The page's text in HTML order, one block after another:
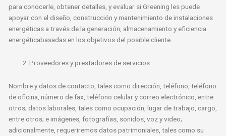
para conocerle, obtener detalles, y evaluar si Greening les puede
apoyar con el diseño, construcción y mantenimiento de instalaciones
energéticas a través de la generación, almacenamiento y eficiencia
energéticabasadas en los objetivos del posible cliente.
Proveedores y prestadores de servicios.
Nombre y datos de contacto, tales como dirección, teléfono, teléfono
de oficina, número de fax, teléfono celular y correo electrónico, entre
otros; datos laborales, tales como ocupación, lugar de trabajo, cargo,
entre otros; e imágenes, fotografías, sonidos, voz y video;
adicionalmente, requeriremos datos patrimoniales, tales como su